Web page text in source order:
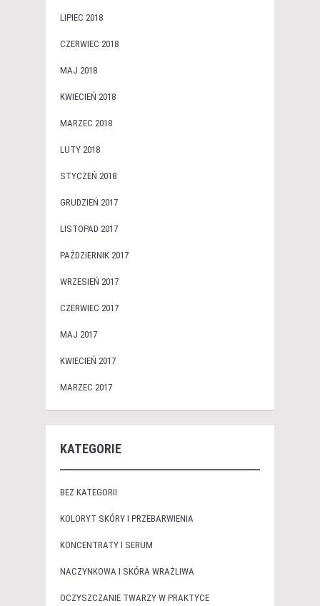
LIPIEC 2018
CZERWIEC 2018
MAJ 2018
KWIECIEŃ 2018
MARZEC 2018
LUTY 2018
STYCZEŃ 2018
GRUDZIEŃ 2017
LISTOPAD 2017
PAŹDZIERNIK 2017
WRZESIEŃ 2017
CZERWIEC 2017
MAJ 2017
KWIECIEŃ 2017
MARZEC 2017
KATEGORIE
BEZ KATEGORII
KOLORYT SKÓRY I PRZEBARWIENIA
KONCENTRATY I SERUM
NACZYNKOWA I SKÓRA WRAŻLIWA
OCZYSZCZANIE TWARZY W PRAKTYCE